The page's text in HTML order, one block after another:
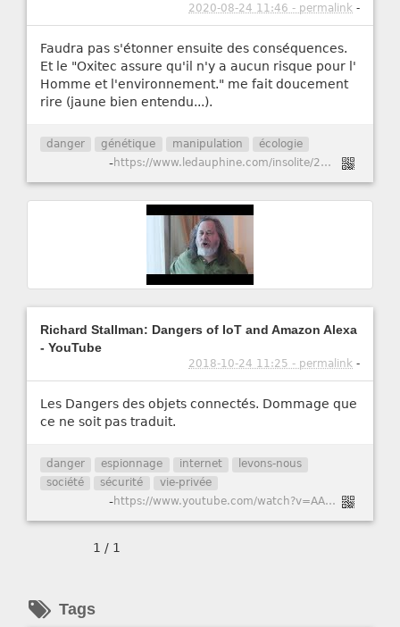
2020-08-24 11:46 - permalink -
Faudra pas s'étonner ensuite des conséquences.
Et le "Oxitec assure qu'il n'y a aucun risque pour l'
Homme et l'environnement." me fait doucement
rire (jaune bien entendu...).
danger génétique manipulation écologie
- https://www.ledauphine.com/insolite/2020/08/23/750-millions-de-moustiques-genetiquement-modifies-vont-etre-liberes
Richard Stallman: Dangers of IoT and Amazon Alexa
- YouTube
2018-10-24 11:25 - permalink -
Les Dangers des objets connectés. Dommage que
ce ne soit pas traduit.
danger espionnage internet
levons-nous
société
sécurité vie-privée
- https://www.youtube.com/watch?v=AAP4N3KyLmM
1 / 1
Tags